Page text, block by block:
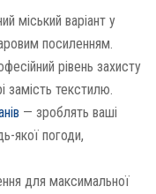
міський варіант у
посиленням.
рівень захисту
замість текстилю.
— зроблять ваші
якої погоди,
для максимальної